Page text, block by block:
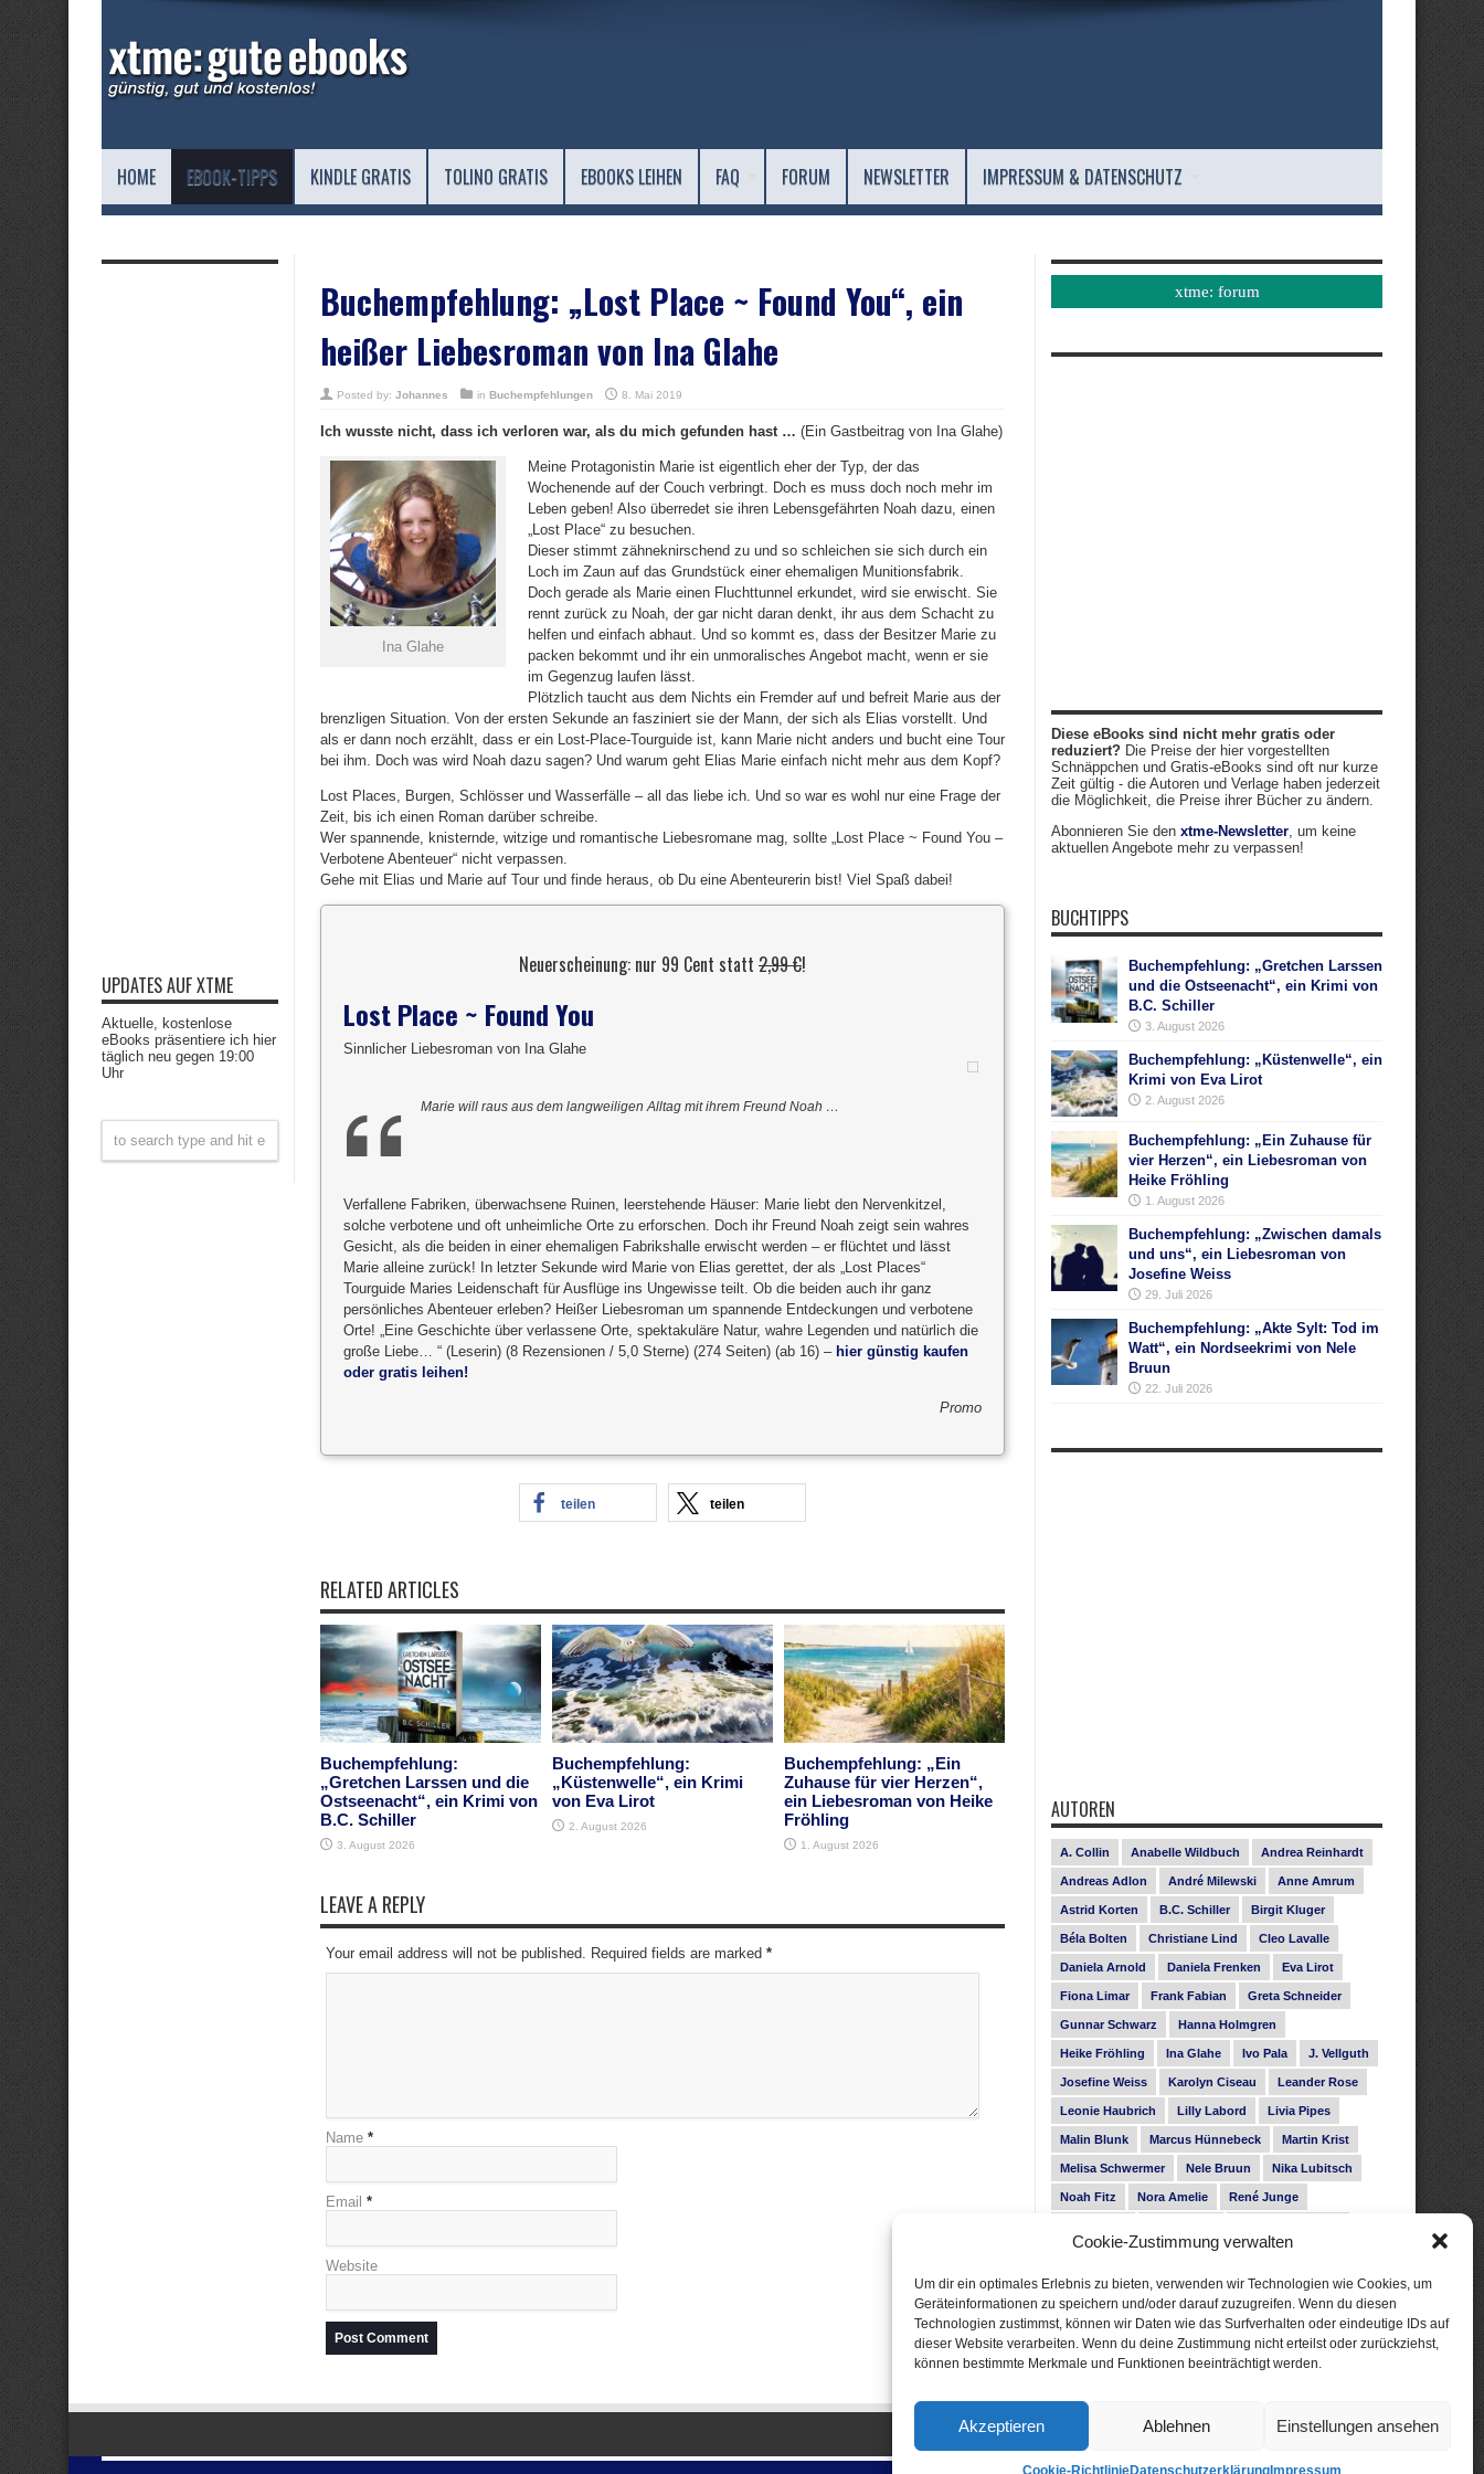
Cookie-Zustimmung verwalten
Um dir ein optimales Erlebnis zu bieten, verwenden wir Technologien wie Cookies, um
Geräteinformationen zu speichern und/oder darauf zuzugreifen. Wenn du diesen
Technologien zustimmst, können wir Daten wie das Surfverhalten oder eindeutige IDs auf
dieser Website verarbeiten. Wenn du deine Zustimmung nicht erteilst oder zurückziehst,
können bestimmte Merkmale und Funktionen beeinträchtigt werden.
Akzeptieren Ablehnen Einstellungen ansehen
Cookie-RichtlinieDatenschutzerklärung Impressum
HOME EBOOK-TIPPS KINDLE GRATIS TOLINO GRATIS EBOOKS LEIHEN FAQ FORUM NEWSLETTER IMPRESSUM & DATENSCHUTZ
Buchempfehlung: „Lost Place ~ Found You“, ein
heißer Liebesroman von Ina Glahe
Posted by: Johannes in Buchempfehlungen 8. Mai 2019
Ich wusste nicht, dass ich verloren war, als du mich gefunden hast … (Ein Gastbeitrag von Ina Glahe)
Ina Glahe
Meine Protagonistin Marie ist eigentlich eher der Typ, der das
Wochenende auf der Couch verbringt. Doch es muss doch noch mehr im
Leben geben! Also überredet sie ihren Lebensgefährten Noah dazu, einen
„Lost Place“ zu besuchen.
Dieser stimmt zähneknirschend zu und so schleichen sie sich durch ein
Loch im Zaun auf das Grundstück einer ehemaligen Munitionsfabrik.
Doch gerade als Marie einen Fluchttunnel erkundet, wird sie erwischt. Sie
rennt zurück zu Noah, der gar nicht daran denkt, ihr aus dem Schacht zu
helfen und einfach abhaut. Und so kommt es, dass der Besitzer Marie zu
packen bekommt und ihr ein unmoralisches Angebot macht, wenn er sie
im Gegenzug laufen lässt.
Plötzlich taucht aus dem Nichts ein Fremder auf und befreit Marie aus der
brenzligen Situation. Von der ersten Sekunde an fasziniert sie der Mann, der sich als Elias vorstellt. Und
als er dann noch erzählt, dass er ein Lost-Place-Tourguide ist, kann Marie nicht anders und bucht eine Tour
bei ihm. Doch was wird Noah dazu sagen? Und warum geht Elias Marie einfach nicht mehr aus dem Kopf?
Lost Places, Burgen, Schlösser und Wasserfälle – all das liebe ich. Und so war es wohl nur eine Frage der
Zeit, bis ich einen Roman darüber schreibe.
Wer spannende, knisternde, witzige und romantische Liebesromane mag, sollte „Lost Place ~ Found You –
Verbotene Abenteuer“ nicht verpassen.
Gehe mit Elias und Marie auf Tour und finde heraus, ob Du eine Abenteurerin bist! Viel Spaß dabei!
Neuerscheinung: nur 99 Cent statt 2,99 €!
Lost Place ~ Found You
Sinnlicher Liebesroman von Ina Glahe
Marie will raus aus dem langweiligen Alltag mit ihrem Freund Noah …
Verfallene Fabriken, überwachsene Ruinen, leerstehende Häuser: Marie liebt den Nervenkitzel,
solche verbotene und oft unheimliche Orte zu erforschen. Doch ihr Freund Noah zeigt sein wahres
Gesicht, als die beiden in einer ehemaligen Fabrikshalle erwischt werden – er flüchtet und lässt
Marie alleine zurück! In letzter Sekunde wird Marie von Elias gerettet, der als „Lost Places“
Tourguide Maries Leidenschaft für Ausflüge ins Ungewisse teilt. Ob die beiden auch ihr ganz
persönliches Abenteuer erleben? Heißer Liebesroman um spannende Entdeckungen und verbotene
Orte! „Eine Geschichte über verlassene Orte, spektakuläre Natur, wahre Legenden und natürlich die
große Liebe… “ (Leserin) (8 Rezensionen / 5,0 Sterne) (274 Seiten) (ab 16) – hier günstig kaufen
oder gratis leihen!
Promo
teilen teilen
RELATED ARTICLES
Buchempfehlung:
„Gretchen Larssen und die
Ostseenacht“, ein Krimi von
B.C. Schiller
3. August 2026
Buchempfehlung:
„Küstenwelle“, ein Krimi
von Eva Lirot
2. August 2026
Buchempfehlung: „Ein
Zuhause für vier Herzen“,
ein Liebesroman von Heike
Fröhling
1. August 2026
LEAVE A REPLY
Your email address will not be published. Required fields are marked *
Name *
Email *
Website
UPDATES AUF XTME
Aktuelle, kostenlose
eBooks präsentiere ich hier
täglich neu gegen 19:00
Uhr
xtme: forum
Diese eBooks sind nicht mehr gratis oder
reduziert? Die Preise der hier vorgestellten
Schnäppchen und Gratis-eBooks sind oft nur kurze
Zeit gültig - die Autoren und Verlage haben jederzeit
die Möglichkeit, die Preise ihrer Bücher zu ändern.
Abonnieren Sie den xtme-Newsletter, um keine
aktuellen Angebote mehr zu verpassen!
BUCHTIPPS
Buchempfehlung: „Gretchen Larssen
und die Ostseenacht“, ein Krimi von
B.C. Schiller
3. August 2026
Buchempfehlung: „Küstenwelle“, ein
Krimi von Eva Lirot
2. August 2026
Buchempfehlung: „Ein Zuhause für
vier Herzen“, ein Liebesroman von
Heike Fröhling
1. August 2026
Buchempfehlung: „Zwischen damals
und uns“, ein Liebesroman von
Josefine Weiss
29. Juli 2026
Buchempfehlung: „Akte Sylt: Tod im
Watt“, ein Nordseekrimi von Nele
Bruun
22. Juli 2026
AUTOREN
A. Collin Anabelle Wildbuch Andrea Reinhardt
Andreas Adlon André Milewski Anne Amrum
Astrid Korten B.C. Schiller Birgit Kluger
Béla Bolten Christiane Lind Cleo Lavalle
Daniela Arnold Daniela Frenken Eva Lirot
Fiona Limar Frank Fabian Greta Schneider
Gunnar Schwarz Hanna Holmgren
Heike Fröhling Ina Glahe Ivo Pala J. Vellguth
Josefine Weiss Karolyn Ciseau Leander Rose
Leonie Haubrich Lilly Labord Livia Pipes
Malin Blunk Marcus Hünnebeck Martin Krist
Melisa Schwermer Nele Bruun Nika Lubitsch
Noah Fitz Nora Amelie René Junge
Subina Giuletti